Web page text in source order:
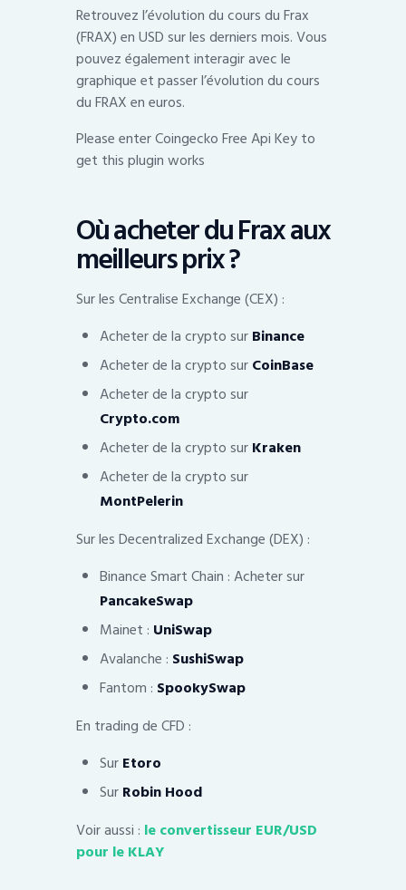
Retrouvez l’évolution du cours du Frax
(FRAX) en USD sur les derniers mois. Vous
pouvez également interagir avec le
graphique et passer l’évolution du cours
du FRAX en euros.
Please enter Coingecko Free Api Key to
get this plugin works
Où acheter du Frax aux
meilleurs prix ?
Sur les Centralise Exchange (CEX) :
Acheter de la crypto surBinance
Acheter de la crypto surCoinBase
Acheter de la crypto sur
Crypto.com
Acheter de la crypto surKraken
Acheter de la crypto sur
MontPelerin
Sur les Decentralized Exchange (DEX) :
Binance Smart Chain : Acheter sur
PancakeSwap
Mainet : UniSwap
Avalanche : SushiSwap
Fantom : SpookySwap
En trading de CFD :
SurEtoro
Sur Robin Hood
Voir aussi : le convertisseur EUR/USD
pour le KLAY